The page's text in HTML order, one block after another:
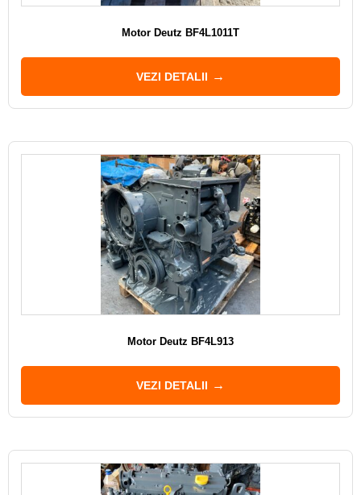
Motor Deutz BF4L1011T
VEZI DETALII
Motor Deutz BF4L913
VEZI DETALII